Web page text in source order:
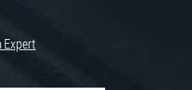
Expert